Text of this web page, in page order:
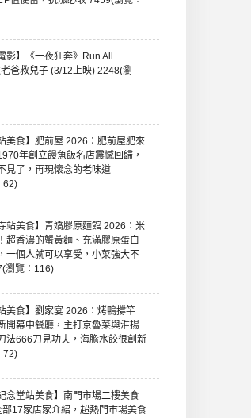
影】《一夜狂奔》Run All
爸救兒子 (3/12上映) 2248(瀏
美食】肥前屋 2026：肥前屋肥來
年創立饅魚飯名店震憾回歸，
見了，再現懷念的老味道
62)
站美食】青嬌膠原麵館 2026：米
超香濃的蟹黃麵、充滿膠原蛋白
一個人就可以享受，小菜強大不
瀏覽：116)
美食】劉家宴 2026：烤鴨撐竿
開幕中餐廳，主打京魯菜與淮揚
法666刀見功夫，海膽水餃很創新
72)
念堂站美食】南門市場二樓美食
17家店家介紹，超熱門市場美食